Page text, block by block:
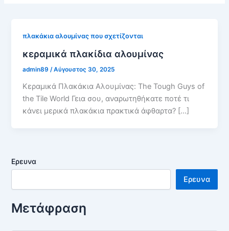
πλακάκια αλουμίνας που σχετίζονται
κεραμικά πλακίδια αλουμίνας
admin89/Αύγουστος 30, 2025
Κεραμικά Πλακάκια Αλουμίνας: The Tough Guys of
the Tile World Γεια σου, αναρωτηθήκατε ποτέ τι
κάνει μερικά πλακάκια πρακτικά άφθαρτα? […]
Ερευνα
Ερευνα
Μετάφραση